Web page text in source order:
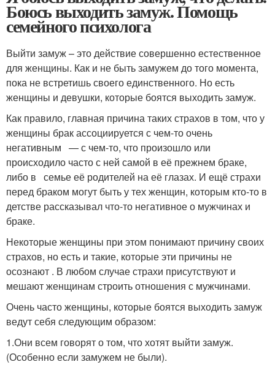
Боюсь выходить замуж. Помощь
семейного психолога
Выйти замуж – это действие совершенно естественное
для женщины. Как и не быть замужем до того момента,
пока не встретишь своего единственного. Но есть
женщины и девушки, которые боятся выходить замуж.
Как правило, главная причина таких страхов в том, что у
женщины брак ассоциируется с чем-то очень
негативным — с чем-то, что произошло или
происходило часто с ней самой в её прежнем браке,
либо в семье её родителей на её глазах. И ещё страхи
перед браком могут быть у тех женщин, которым кто-то в
детстве рассказывал что-то негативное о мужчинах и
браке.
Некоторые женщины при этом понимают причину своих
страхов, но есть и такие, которые эти причины не
осознают . В любом случае страхи присутствуют и
мешают женщинам строить отношения с мужчинами.
Очень часто женщины, которые боятся выходить замуж
ведут себя следующим образом:
1.Они всем говорят о том, что хотят выйти замуж.
(Особенно если замужем не были).